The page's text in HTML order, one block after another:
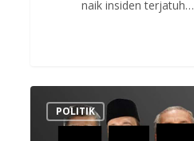
naik insiden terjatuh…
SenaraiPOLITIK